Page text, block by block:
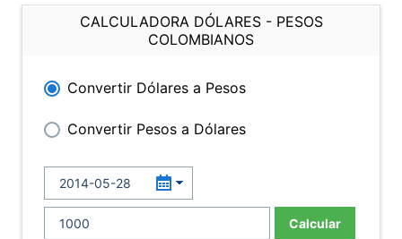
CALCULADORA DÓLARES - PESOS
COLOMBIANOS
Convertir Dólares a Pesos
Convertir Pesos a Dólares
Calcular